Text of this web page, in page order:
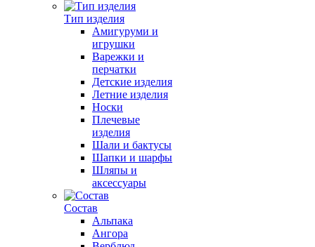
Тип изделия
Амигуруми и
игрушки
Варежки и
перчатки
Детские изделия
Летние изделия
Носки
Плечевые
изделия
Шали и бактусы
Шапки и шарфы
Шляпы и
аксессуары
Состав
Альпака
Ангора